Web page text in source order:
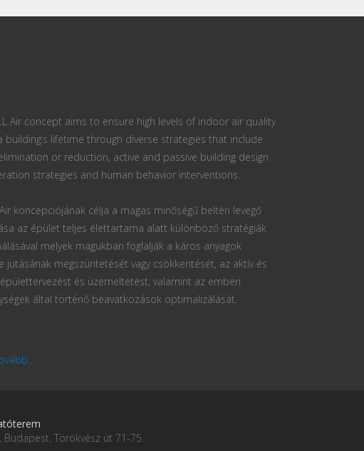
Air concept aims to ensure high levels of indoor air quality
building’s lifetime through diverse strategies that include
or reduction, active and passive building design
strategies and human behavior interventions.
Air koncepciójának célja a magas minőségű beltéri levegő
az épület teljes élettartama alatt különböző stratégiák
melyek magukban foglalják a káros anyagok
jutásának megszüntetését vagy csökkentését, az aktív és
és üzemeltetést, valamint az emberi
által történő beavatkozások optimalizálását.
Budapest, Törökvész út 71-75.